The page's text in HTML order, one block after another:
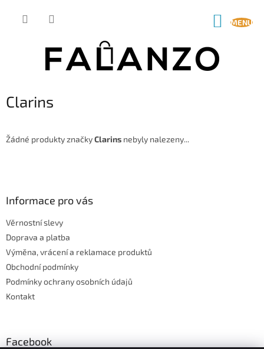
Clarins
Žádné produkty značkyClarins nebyly nalezeny...
Informace pro vás
Věrnostní slevy
Doprava a platba
Výměna, vrácení a reklamace produktů
Obchodní podmínky
Podmínky ochrany osobních údajů
Kontakt
Facebook